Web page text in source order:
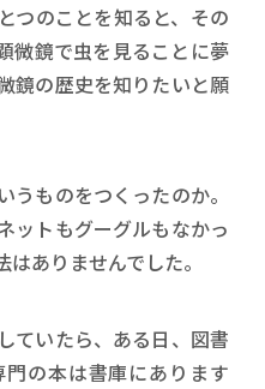
つのことを知ると、その
微鏡で虫を見ることに夢
鏡の歴史を知りたいと願
ものをつくったのか。
ットもグーグルもなかっ
ありませんでした。
ていたら、ある日、図書
の本は書庫にあります